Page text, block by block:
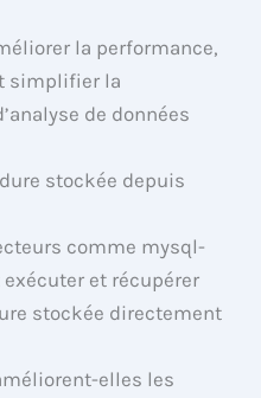
la performance,
simplifier la
de données
stockée depuis
comme mysql-
et récupérer
stockée directement
elles les